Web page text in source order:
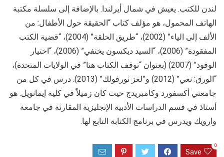
لندن للكتب. يعيش في شمال أيرلندا. بالإضافة إلى سلسلة مكتبة
الهاتف المحمول، هو مؤلف كتاب “الحقيقة حول الأطفال: من
الألف إلى الياء” (2002)، “طريق الحلقة” (2004)، “قضية الكتب
المفقودة” (2006)، “السيد ديكسون يختفي” (2006)، “اختيار
الوفود” (2007) (بعنوان “توقف الكتاب هنا” في الولايات المتحدة)،
“الورق: نعي” (2012) و”لغز نورفولك” (2013). درس في كل من
جامعتي أكسفورد وكامبريدج حيث كان زميلاً في كلية إيمانويل. هو
أستاذ في قسم الدراسات الأدبية الإنجليزية المقارنة في جامعة
وارويك ويدرس في برنامج الكتابة التابع لها.
Save
0